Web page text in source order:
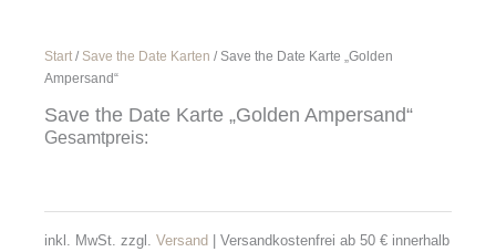
Start / Save the Date Karten / Save the Date Karte „Golden
Ampersand“
Save the Date Karte „Golden Ampersand“
Gesamtpreis:
inkl. MwSt. zzgl. Versand
| Versandkostenfrei ab 50 € innerhalb